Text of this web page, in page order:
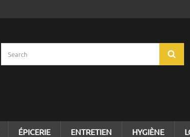
ÉPICERIE ENTRETIEN HYGIÈNE